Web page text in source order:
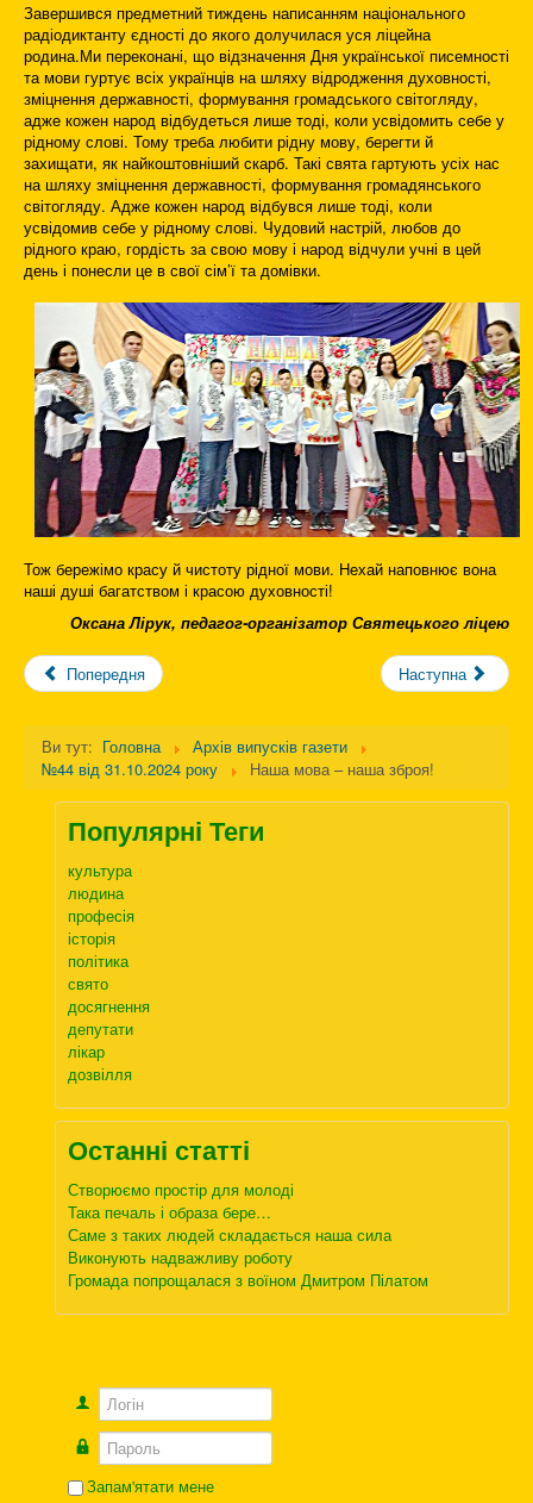
Завершився предметний тиждень написанням національного
радіодиктанту єдності до якого долучилася уся ліцейна
родина.Ми переконані, що відзначення Дня української писемності
та мови гуртує всіх українців на шляху відродження духовності,
зміцнення державності, формування громадського світогляду,
адже кожен народ відбудеться лише тоді, коли усвідомить себе у
рідному слові. Тому треба любити рідну мову, берегти й
захищати, як найкоштовніший скарб. Такі свята гартують усіх нас
на шляху зміцнення державності, формування громадянського
світогляду. Адже кожен народ відбувся лише тоді, коли
усвідомив себе у рідному слові. Чудовий настрій, любов до
рідного краю, гордість за свою мову і народ відчули учні в цей
день і понесли це в свої сім’ї та домівки.
Тож бережімо красу й чистоту рідної мови. Нехай наповнює вона
наші душі багатством і красою духовності!
Оксана Лірук, педагог-організатор Святецького ліцею
Попередня Наступна
Ви тут: Головна
Архів випусків газети
№44 від 31.10.2024 року
Наша мова – наша зброя!
Популярні Теги
культура
людина
професія
історія
політика
свято
досягнення
депутати
лікар
дозвілля
Останні статті
Створюємо простір для молоді
Така печаль і образа бере…
Саме з таких людей складається наша сила
Виконують надважливу роботу
Громада попрощалася з воїном Дмитром Пілатом
Логін
Пароль
Запам'ятати мене